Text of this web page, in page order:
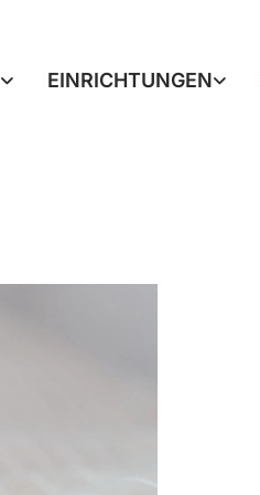
EINRICHTUNGEN